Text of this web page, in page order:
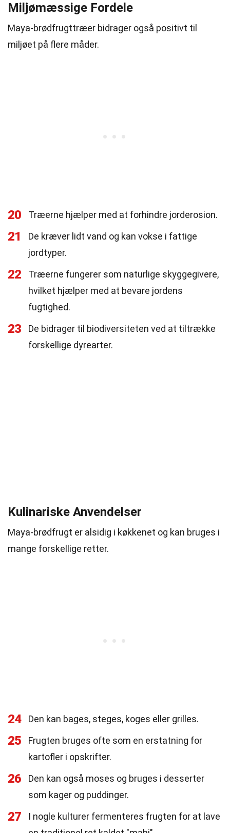
Miljømæssige Fordele
Maya-brødfrugttræer bidrager også positivt til
miljøet på flere måder.
20 Træerne hjælper med at forhindre jorderosion.
21
De kræver lidt vand og kan vokse i fattige
jordtyper.
22
Træerne fungerer som naturlige skyggegivere,
hvilket hjælper med at bevare jordens
fugtighed.
23
De bidrager til biodiversiteten ved at tiltrække
forskellige dyrearter.
Kulinariske Anvendelser
Maya-brødfrugt er alsidig i køkkenet og kan bruges i
mange forskellige retter.
24 Den kan bages, steges, koges eller grilles.
25
Frugten bruges ofte som en erstatning for
kartofler i opskrifter.
26
Den kan også moses og bruges i desserter
som kager og puddinger.
27
I nogle kulturer fermenteres frugten for at lave